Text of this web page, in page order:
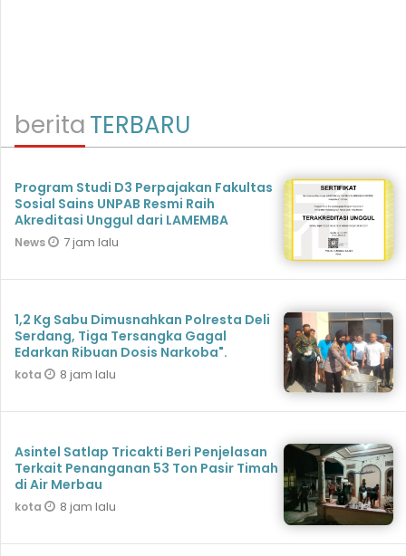
beritaTERBARU
Program Studi D3 Perpajakan Fakultas
Sosial Sains UNPAB Resmi Raih
Akreditasi Unggul dari LAMEMBA
News 7 jam lalu
1,2 Kg Sabu Dimusnahkan Polresta Deli
Serdang, Tiga Tersangka Gagal
Edarkan Ribuan Dosis Narkoba".
kota 8 jam lalu
Asintel Satlap Tricakti Beri Penjelasan
Terkait Penanganan 53 Ton Pasir Timah
di Air Merbau
kota 8 jam lalu